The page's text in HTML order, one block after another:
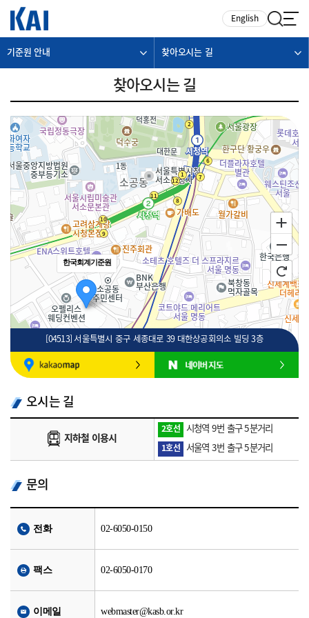
English
기준원 안내 찾아오시는 길
찾아오시는 길
한국회계기준원
100m
[04513] 서울특별시 중구 세종대로 39 대한상공회의소 빌딩 3층
오시는 길
지하철 이용시
2호선 시청역 9번 출구 5분거리
1호선 서울역 3번 출구 5분거리
문의
전화 02-6050-0150
팩스 02-6050-0170
이메일 webmaster@kasb.or.kr